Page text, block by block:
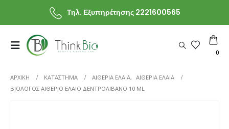
Τηλ. Εξυπηρέτησης 2221600565
0
ΑΡΧΙΚΗ ΚΑΤΆΣΤΗΜΑ ΑΙΘΕΡΙΑ ΕΛΑΙΑ, ΑΙΘΕΡΙΑ ΕΛΑΙΑ
ΒΙΟΛΌΓΟΣ ΑΙΘΈΡΙΟ ΈΛΑΙΟ ΔΕΝΤΡΟΛΊΒΑΝΟ 10 ML